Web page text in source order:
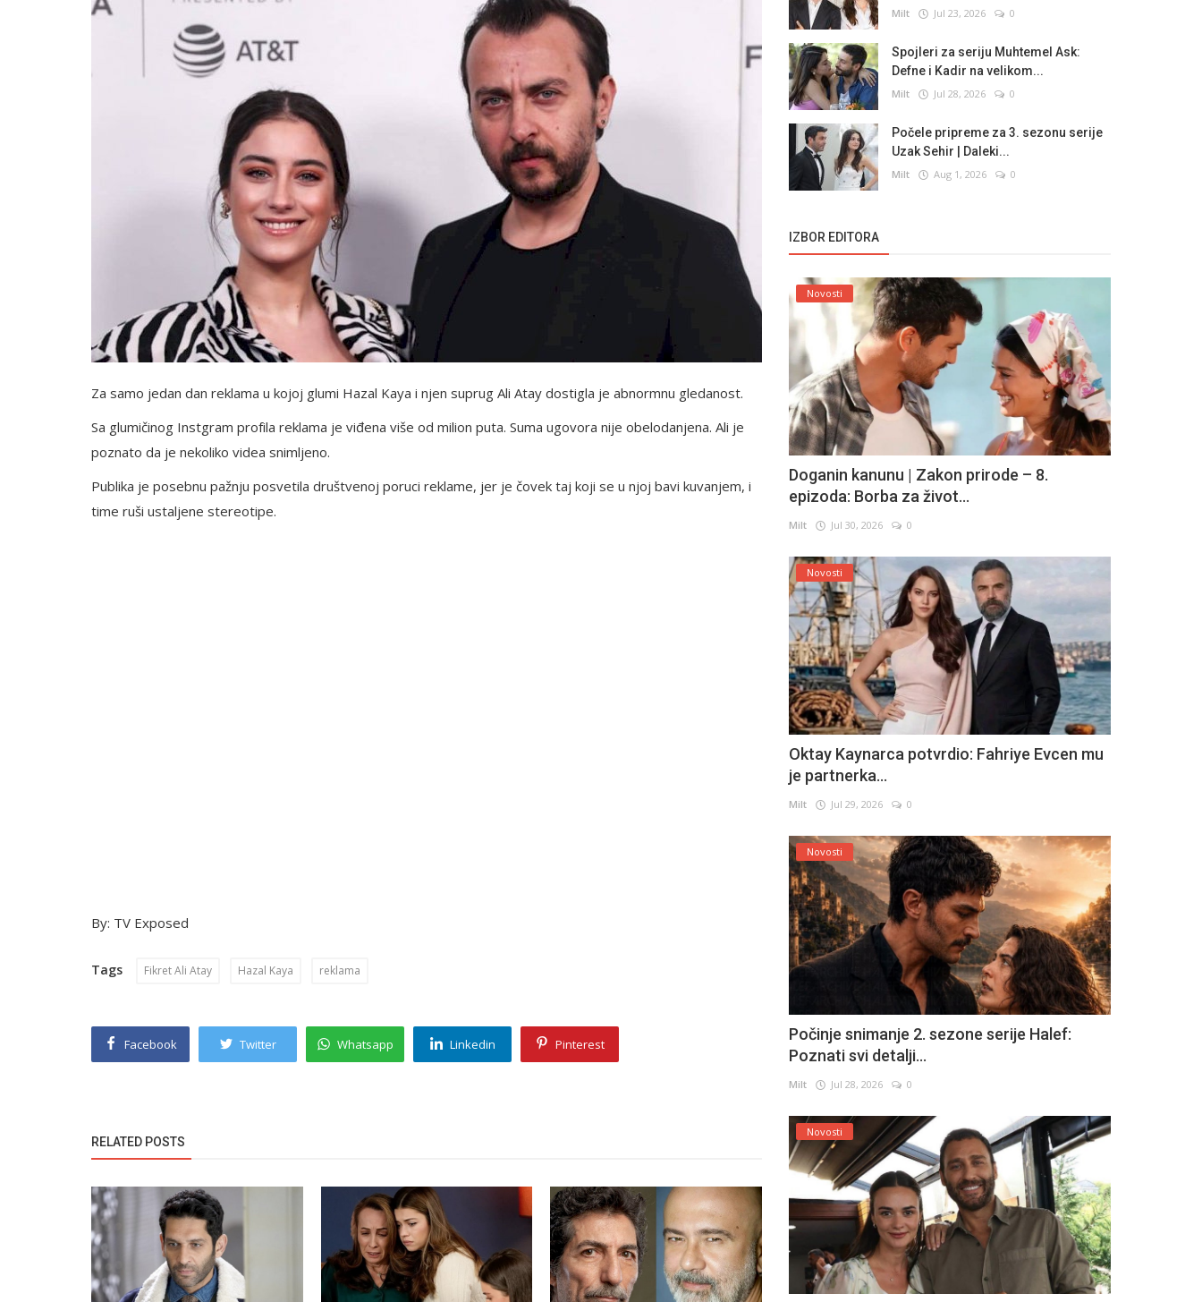
Za samo jedan dan reklama u kojoj glumi Hazal Kaya i njen suprug Ali Atay dostigla je abnormnu gledanost.
Sa glumičinog Instgram profila reklama je viđena više od milion puta. Suma ugovora nije obelodanjena. Ali je
poznato da je nekoliko videa snimljeno.
Publika je posebnu pažnju posvetila društvenoj poruci reklame, jer je čovek taj koji se u njoj bavi kuvanjem, i
time ruši ustaljene stereotipe.
By: TV Exposed
Tags Fikret Ali Atay Hazal Kaya reklama
Facebook Twitter Whatsapp Linkedin Pinterest
RELATED POSTS
Milt Jul 23, 2026 0
Spojleri za seriju Muhtemel Ask:
Defne i Kadir na velikom...
Milt Jul 28, 2026 0
Počele pripreme za 3. sezonu serije
Uzak Sehir | Daleki...
Milt Aug 1, 2026 0
IZBOR EDITORA
Novosti
Doganin kanunu | Zakon prirode – 8.
epizoda: Borba za život...
Milt Jul 30, 2026 0
Novosti
Oktay Kaynarca potvrdio: Fahriye Evcen mu
je partnerka...
Milt Jul 29, 2026 0
Novosti
Počinje snimanje 2. sezone serije Halef:
Poznati svi detalji...
Milt Jul 28, 2026 0
Novosti